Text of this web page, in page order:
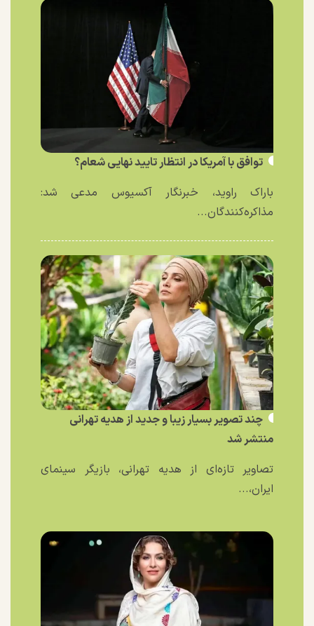
توافق با آمریکا در انتظار تایید نهایی شعام؟
باراک راوید، خبرنگار آکسیوس مدعی شد:
مذاکره‌کنندگان...
چند تصویر بسیار زیبا و جدید از هدیه تهرانی
منتشر شد
تصاویر تازه‌ای از هدیه تهرانی، بازیگر سینمای
ایران،...